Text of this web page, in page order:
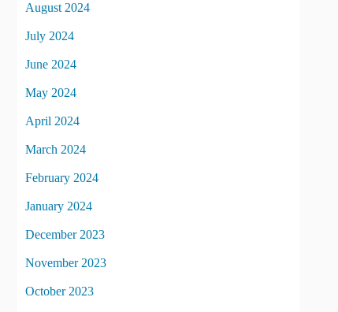
August 2024
July 2024
June 2024
May 2024
April 2024
March 2024
February 2024
January 2024
December 2023
November 2023
October 2023